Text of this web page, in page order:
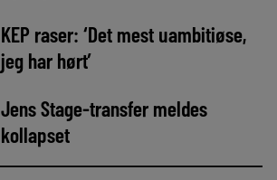
KEP raser: ‘Det mest uambitiøse,
jeg har hørt’
Jens Stage-transfer meldes
kollapset